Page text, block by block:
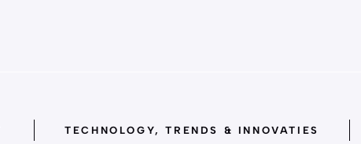
TECHNOLOGY, TRENDS & INNOVATIES